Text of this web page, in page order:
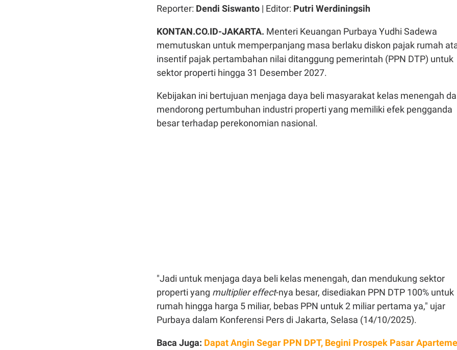
Reporter: Dendi Siswanto | Editor: Putri Werdiningsih
KONTAN.CO.ID-JAKARTA. Menteri Keuangan Purbaya Yudhi Sadewa
memutuskan untuk memperpanjang masa berlaku diskon pajak rumah
insentif pajak pertambahan nilai ditanggung pemerintah (PPN DTP) untuk
sektor properti hingga 31 Desember 2027.
Kebijakan ini bertujuan menjaga daya beli masyarakat kelas menengah
mendorong pertumbuhan industri properti yang memiliki efek pengganda
besar terhadap perekonomian nasional.
"Jadi untuk menjaga daya beli kelas menengah, dan mendukung sektor
properti yang multiplier effect-nya besar, disediakan PPN DTP 100% untuk
rumah hingga harga 5 miliar, bebas PPN untuk 2 miliar pertama ya," ujar
Purbaya dalam Konferensi Pers di Jakarta, Selasa (14/10/2025).
Baca Juga: Dapat Angin Segar PPN DPT, Begini Prospek Pasar